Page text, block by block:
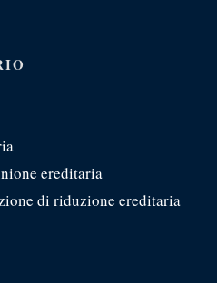
ereditaria
di riduzione ereditaria